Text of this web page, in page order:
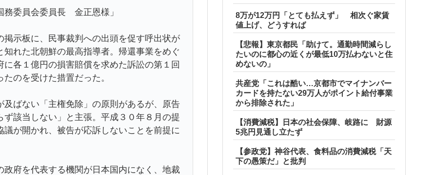
委員会委員長 金正恩様」
示板に、民事裁判への出頭を促す呼出状が
れた北朝鮮の最高指導者。帰還事業をめぐ
各１億円の損害賠償を求めた訴訟の第１回
のを受けた措置だった。
ばない「主権免除」の原則があるが、原告
該当しない」と主張。平成３０年８月の提
が開かれ、被告が応訴しないことを前提に
府を代表する機関が日本国内になく、地裁
8万が12万円「とても払えず」 相次ぐ家賃
値上げ、どうすれば
【悲報】東京都民「助けて。通勤時間減らし
たいのに都心の近くが最低10万払わないと住
めないの」
共産党「これは酷い…京都市でマイナンバー
カードを持たない29万人がポイント給付事業
から排除された」
【消費減税】日本の社会保障、岐路に 財源
5兆円見通し立たず
【参政党】神谷代表、食料品の消費減税「天
下の愚策だ」と批判